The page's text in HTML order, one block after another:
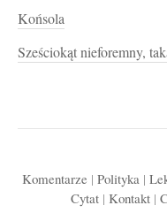
Końsola
Sześciokąt nieforemny,
Komentarze | Polityka|
Cytat| Kontakt|